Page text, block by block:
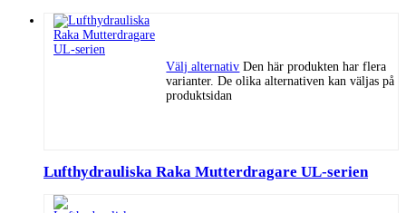
Välj alternativ Den här produkten har flera
varianter. De olika alternativen kan väljas på
produktsidan
Lufthydrauliska Raka Mutterdragare UL-serien